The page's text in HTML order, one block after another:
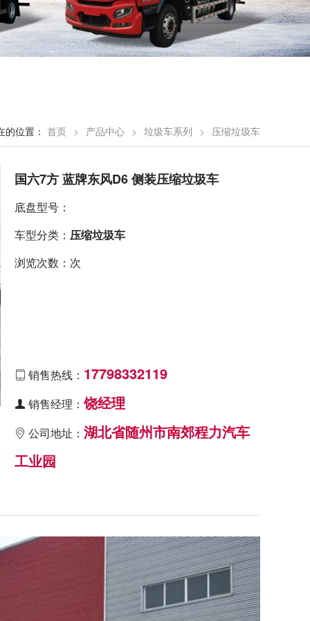
的位置： 首页 > 产品中心 > 垃圾车系列 > 压缩垃圾车
国六7方 蓝牌东风D6 侧装压缩垃圾车
底盘型号：
车型分类： 压缩垃圾车
浏览次数：次
 销售热线： 17798332119
 销售经理： 饶经理
 公司地址： 湖北省随州市南郊程力汽车
工业园